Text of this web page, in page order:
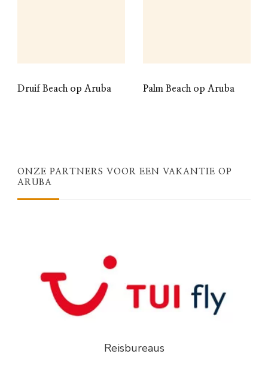
Druif Beach op Aruba Palm Beach op Aruba
ONZE PARTNERS VOOR EEN VAKANTIE OP
ARUBA
Reisbureaus